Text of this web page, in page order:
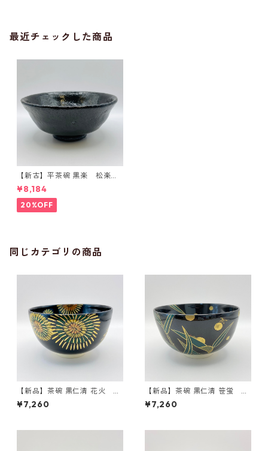
最近チェックした商品
【新古】平茶碗 黒楽 松楽
窯 紙箱入
¥8,184
20%OFF
同じカテゴリの商品
【新品】茶碗 黒仁清 花火 前
田瑞雲 紙箱入
¥7,260
【新品】茶碗 黒仁清 笹蛍 前
田瑞雲 紙箱入
¥7,260